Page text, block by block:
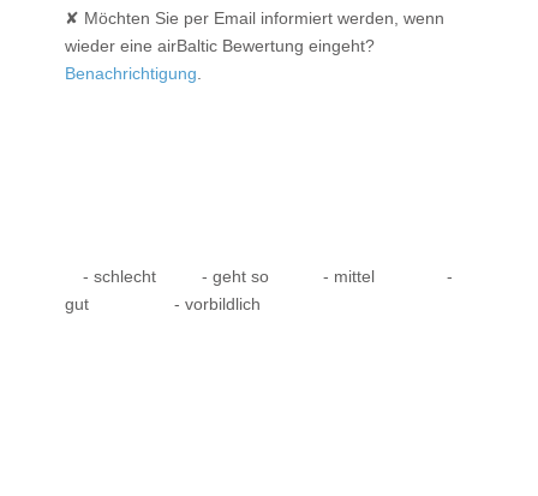
✘ Möchten Sie per Email informiert werden, wenn
wieder eine airBaltic Bewertung eingeht?
Benachrichtigung
- schlecht - geht so - mittel
-
gut
- vorbildlich